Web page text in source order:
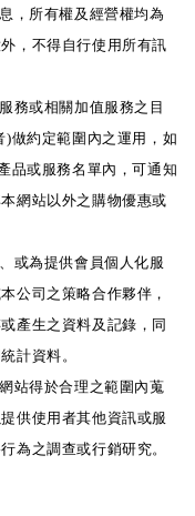
，所有權及經營權均為
，不得自行使用所有訊
務或相關加值服務之目
做約定範圍內之運用，如
品或服務名單內，可通知
網站以外之購物優惠或
或為提供會員個人化服
公司之策略合作夥伴，
產生之資料及記錄，同
計資料。
站得於合理之範圍內蒐
供使用者其他資訊或服
為之調查或行銷研究。